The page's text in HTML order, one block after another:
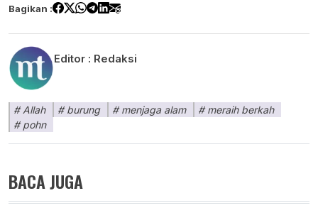
Bagikan :
Editor : Redaksi
Allah burung menjaga alam
meraih berkah
pohn
BACA JUGA